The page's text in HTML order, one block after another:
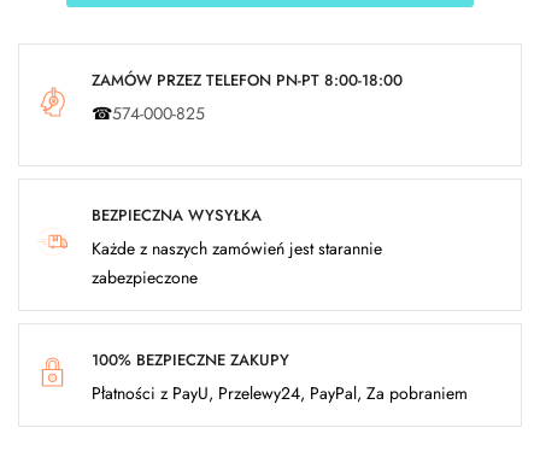
ZAMÓW PRZEZ TELEFON PN-PT 8:00-18:00
☎574-000-825
BEZPIECZNA WYSYŁKA
Każde z naszych zamówień jest starannie
zabezpieczone
100% BEZPIECZNE ZAKUPY
Płatności z PayU, Przelewy24, PayPal, Za pobraniem